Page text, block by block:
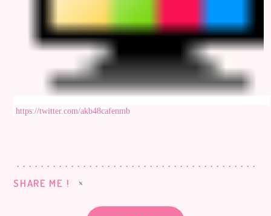
https://twitter.com/akb48cafenmb
SHARE ME !